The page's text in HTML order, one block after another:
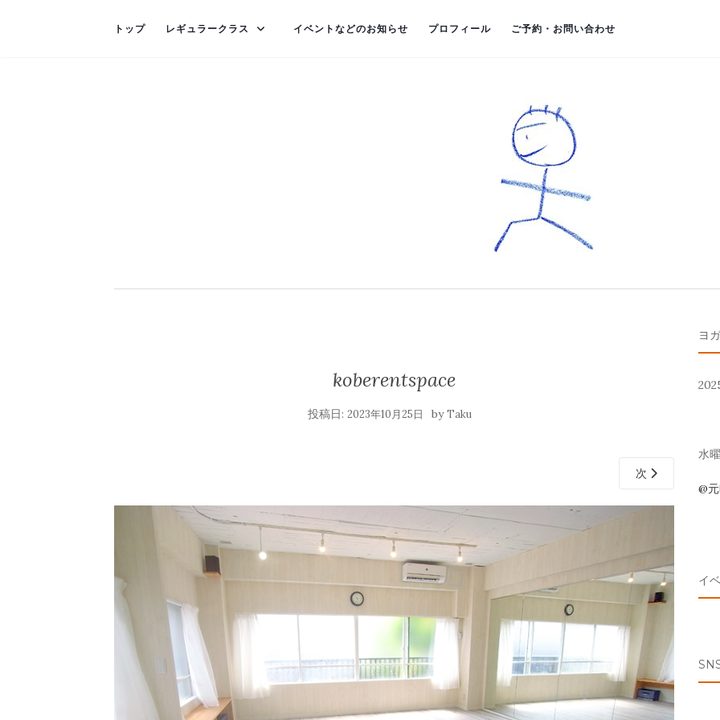
トップ レギュラークラス イベントなどのお知らせ プロフィール ご予約・お問い合わせ
koberentspace
投稿日:2023年10月25日 byTaku
次
ヨ
水
@
イ